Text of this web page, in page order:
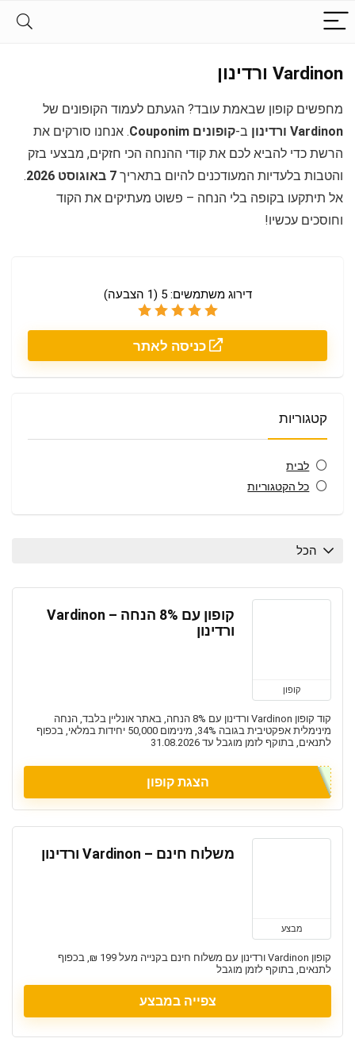
Vardinon ורדינון
מחפשים קופון שבאמת עובד? הגעתם לעמוד הקופונים של
Vardinon ורדינון
ב-קופונים Couponim
. אנחנו סורקים את
הרשת כדי להביא לכם את קודי ההנחה הכי חזקים, מבצעי בזק
והטבות בלעדיות המעודכנים להיום בתאריך 7 באוגוסט 2026
.
אל תיתקעו בקופה בלי הנחה – פשוט מעתיקים את הקוד
וחוסכים עכשיו!
דירוג משתמשים:5
(
1 הצבעה)
כניסה לאתר
קטגוריות
לבית
כל הקטגוריות
הכל
קופון
קופון עם 8% הנחה – Vardinon
ורדינון
קוד קופון Vardinon ורדינון עם 8% הנחה, באתר אונליין בלבד, הנחה
מינימלית אפקטיבית בגובה 34%, מינימום 50,000 יחידות במלאי, בכפוף
לתנאים, בתוקף לזמן מוגבל עד 31.08.2026
הצגת קופון
מבצע
משלוח חינם – Vardinon ורדינון
קופון Vardinon ורדינון עם משלוח חינם בקנייה מעל 199 ₪, בכפוף
לתנאים, בתוקף לזמן מוגבל
צפייה במבצע